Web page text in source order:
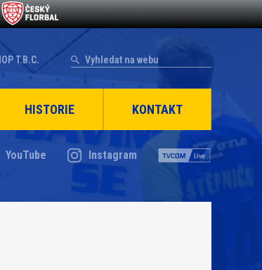
T.B.C.
HISTORIE KONTAKT
YouTube Instagram